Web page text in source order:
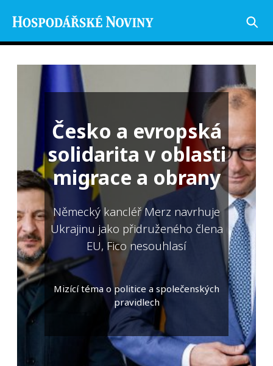
Česko a evropská
solidarita v oblasti
migrace a obrany
Německý kancléř Merz navrhuje
Ukrajinu jako přidruženého člena
EU, Fico nesouhlasí
Mizící téma o politice a společenských
pravidlech